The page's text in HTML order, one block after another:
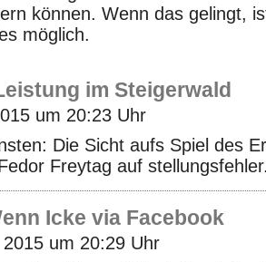
können. Wenn das gelingt,
möglich.
im Steigerwald
um 20:23 Uhr
Die Sicht aufs Spiel des
Freytag auf
Icke via Facebook
um 20:29 Uhr